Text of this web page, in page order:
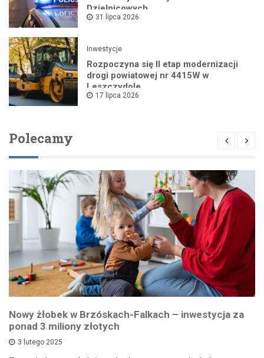
Dzielnicowych
31 lipca 2026
Inwestycje
Rozpoczyna się II etap modernizacji
drogi powiatowej nr 4415W w
Leszczydole
17 lipca 2026
Polecamy
Nowy żłobek w Brzóskach-Falkach – inwestycja za
ponad 3 miliony złotych
3 lutego 2025